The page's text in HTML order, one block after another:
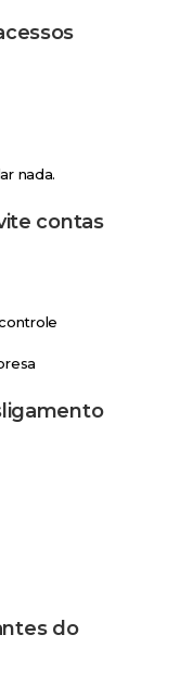
nada.
contas
do